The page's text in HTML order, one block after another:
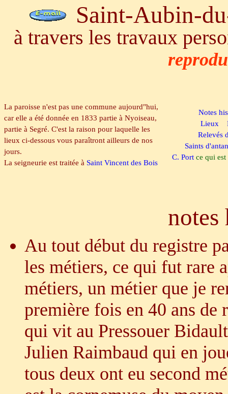
Saint-Aubin-
à travers les travaux
La paroisse n'est pas une commune aujourd"hui,
car elle a été donnée en 1833 partie à Nyoiseau,
partie à Segré. C'est la raison pour laquelle les
lieux ci-dessous vous paraîtront ailleurs de nos
jours.
La seigneurie est traitée à Saint Vincent des Bois
Notes
Lieux
Relevés
Saints
C. Port ce qui est
notes
Au tout début du registre
les métiers, ce qui fut rare
métiers, un métier que je
première fois en 40 ans de
qui vit au Pressouer
Julien Raimbaud qui en
tous deux ont eu second